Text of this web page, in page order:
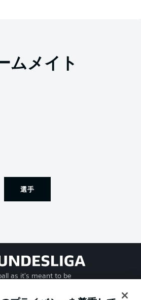
ムメイト
選手
as it's meant to be